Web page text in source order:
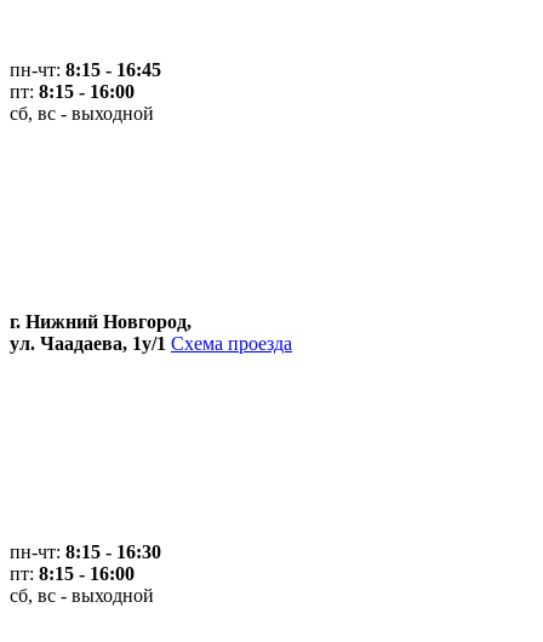
пн-чт: 8:15 - 16:45
пт: 8:15 - 16:00
сб, вс - выходной
г. Нижний Новгород,
ул. Чаадаева, 1у/1 Схема проезда
пн-чт: 8:15 - 16:30
пт: 8:15 - 16:00
сб, вс - выходной